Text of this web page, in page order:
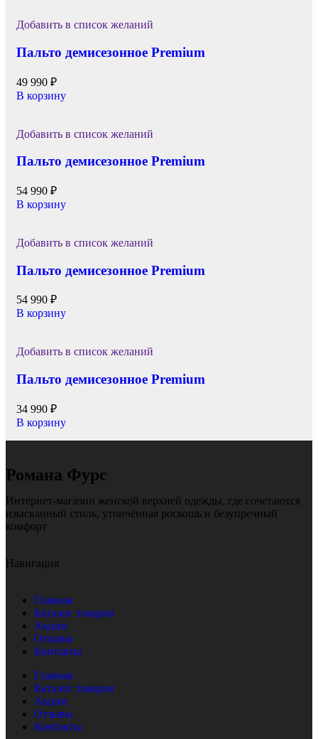
Добавить в список желаний
Пальто демисезонное Premium
49 990 ₽
В корзину
Добавить в список желаний
Пальто демисезонное Premium
54 990 ₽
В корзину
Добавить в список желаний
Пальто демисезонное Premium
54 990 ₽
В корзину
Добавить в список желаний
Пальто демисезонное Premium
34 990 ₽
В корзину
Романа Фурс
Интернет-магазин женской верхней одежды, где сочетаются
изысканный стиль, утончённая роскошь и безупречный
комфорт
Навигация
Главная
Каталог товаров
Акции
Отзывы
Контакты
Главная
Каталог товаров
Акции
Отзывы
Контакты